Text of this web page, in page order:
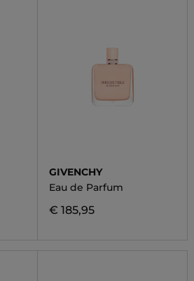
GIVENCHY
Eau de Parfum
€ 185,95